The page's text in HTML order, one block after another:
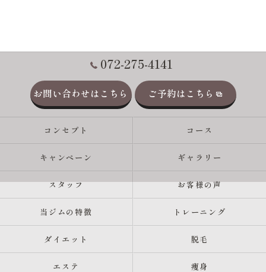
072-275-4141
お問い合わせはこちら ご予約はこちら
コンセプト コース
キャンペーン ギャラリー
スタッフ お客様の声
当ジムの特徴 トレーニング
ダイエット 脱毛
エステ 痩身